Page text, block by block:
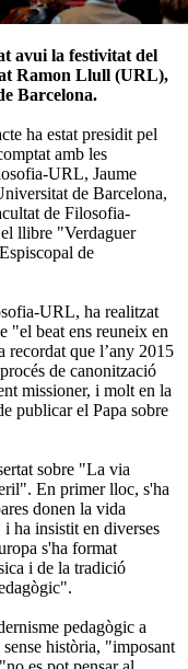
avui la festivitat del
Ramon Llull (URL),
Barcelona.
ha estat presidit pel
amb les
URL, Jaume
de Barcelona,
de Filosofia-
llibre "Verdaguer
de
URL, ha realitzat
"el beat ens reuneix en
recordat que l’any 2015
de canonització
missioner, i molt en la
publicar el Papa sobre
sobre "La via
En primer lloc, s'ha
donen la vida
ha insistit en diverses
s'ha format
i de la tradició
pedagògic a
història, "imposant